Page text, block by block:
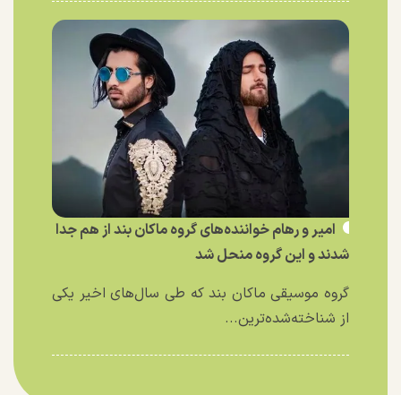
امیر و رهام خواننده‌های گروه ماکان بند از هم جدا
شدند و این گروه منحل شد
گروه موسیقی ماکان بند که طی سال‌های اخیر یکی
از شناخته‌شده‌ترین...